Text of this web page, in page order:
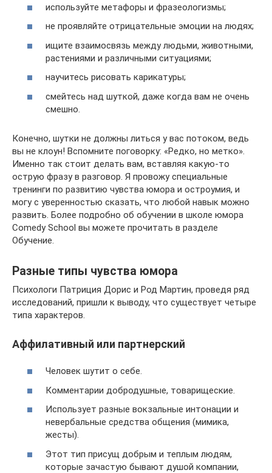
используйте метафоры и фразеологизмы;
не проявляйте отрицательные эмоции на людях;
ищите взаимосвязь между людьми, животными,
растениями и различными ситуациями;
научитесь рисовать карикатуры;
смейтесь над шуткой, даже когда вам не очень
смешно.
Конечно, шутки не должны литься у вас потоком, ведь
вы не клоун! Вспомните поговорку: «Редко, но метко».
Именно так стоит делать вам, вставляя какую-то
острую фразу в разговор. Я провожу специальные
тренинги по развитию чувства юмора и остроумия, и
могу с уверенностью сказать, что любой навык можно
развить. Более подробно об обучении в школе юмора
Comedy School вы можете прочитать в разделе
Обучение.
Разные типы чувства юмора
Психологи Патриция Дорис и Род Мартин, проведя ряд
исследований, пришли к выводу, что существует четыре
типа характеров.
Аффилативный или партнерский
Человек шутит о себе.
Комментарии добродушные, товарищеские.
Использует разные вокзальные интонации и
невербальные средства общения (мимика,
жесты).
Этот тип присущ добрым и теплым людям,
которые зачастую бывают душой компании,